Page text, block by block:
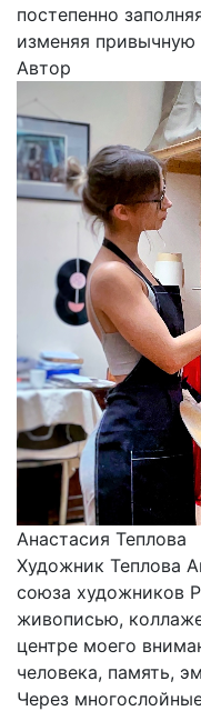
постепенно
изменяя привычную
Автор
Анастасия Теплова
Художник Теплова
союза художников
живописью,
центре моего
человека, память,
Через